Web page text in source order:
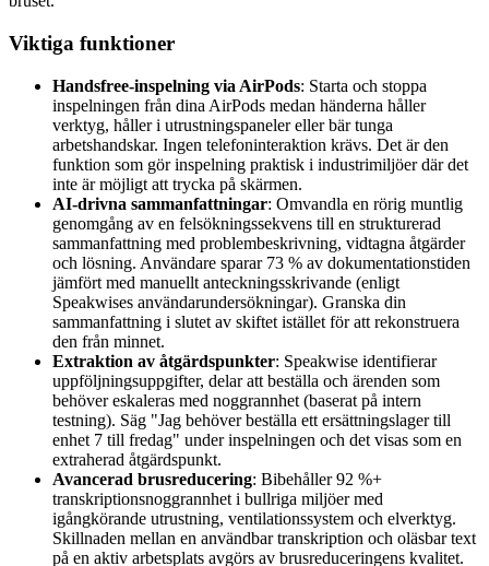
Viktiga funktioner
Handsfree-inspelning via AirPods: Starta och stoppa
inspelningen från dina AirPods medan händerna håller
verktyg, håller i utrustningspaneler eller bär tunga
arbetshandskar. Ingen telefoninteraktion krävs. Det är den
funktion som gör inspelning praktisk i industrimiljöer där det
inte är möjligt att trycka på skärmen.
AI-drivna sammanfattningar: Omvandla en rörig muntlig
genomgång av en felsökningssekvens till en strukturerad
sammanfattning med problembeskrivning, vidtagna åtgärder
och lösning. Användare sparar 73 % av dokumentationstiden
jämfört med manuellt anteckningsskrivande (enligt
Speakwises användarundersökningar). Granska din
sammanfattning i slutet av skiftet istället för att rekonstruera
den från minnet.
Extraktion av åtgärdspunkter: Speakwise identifierar
uppföljningsuppgifter, delar att beställa och ärenden som
behöver eskaleras med noggrannhet (baserat på intern
testning). Säg "Jag behöver beställa ett ersättningslager till
enhet 7 till fredag" under inspelningen och det visas som en
extraherad åtgärdspunkt.
Avancerad brusreducering: Bibehåller 92 %+
transkriptionsnoggrannhet i bullriga miljöer med
igångkörande utrustning, ventilationssystem och elverktyg.
Skillnaden mellan en användbar transkription och oläsbar text
på en aktiv arbetsplats avgörs av brusreduceringens kvalitet.